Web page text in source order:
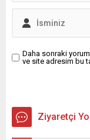
Daha sonraki
ve site adresim bu
Ziyaretçi